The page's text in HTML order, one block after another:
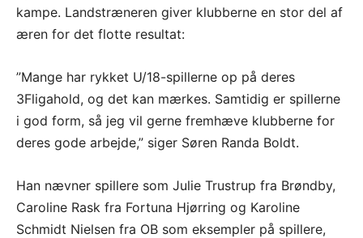
kampe. Landstræneren giver klubberne en stor del af
æren for det flotte resultat:
”Mange har rykket U/18-spillerne op på deres
3Fligahold, og det kan mærkes. Samtidig er spillerne
i god form, så jeg vil gerne fremhæve klubberne for
deres gode arbejde,” siger Søren Randa Boldt.
Han nævner spillere som Julie Trustrup fra Brøndby,
Caroline Rask fra Fortuna Hjørring og Karoline
Schmidt Nielsen fra OB som eksempler på spillere,